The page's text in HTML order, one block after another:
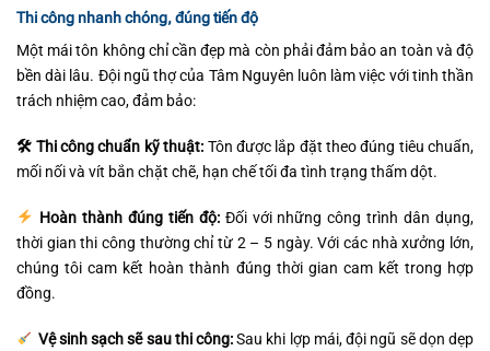
Thi công nhanh chóng, đúng tiến độ
Một mái tôn không chỉ cần đẹp mà còn phải đảm bảo an toàn và độ
bền dài lâu. Đội ngũ thợ của Tâm Nguyên luôn làm việc với tinh thần
trách nhiệm cao, đảm bảo:
🛠 Thi công chuẩn kỹ thuật: Tôn được lắp đặt theo đúng tiêu chuẩn,
mối nối và vít bắn chặt chẽ, hạn chế tối đa tình trạng thấm dột.
Hoàn thành đúng tiến độ:Đối với những công trình dân dụng,
thời gian thi công thường chỉ từ 2 – 5 ngày. Với các nhà xưởng lớn,
chúng tôi cam kết hoàn thành đúng thời gian cam kết trong hợp
đồng.
Vệ sinh sạch sẽ sau thi công:Sau khi lợp mái, đội ngũ sẽ dọn dẹp